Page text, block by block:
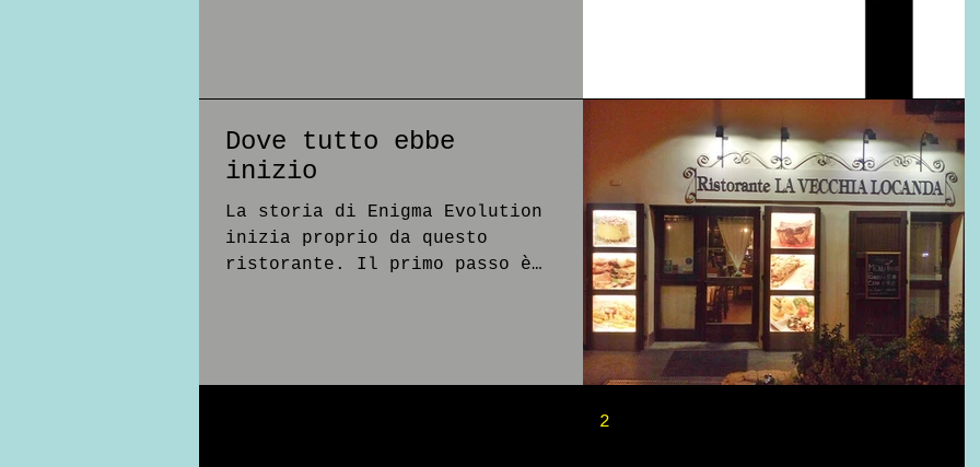
Dove tutto ebbe
inizio
La storia di Enigma Evolution
inizia proprio da questo
ristorante. Il primo passo è
2